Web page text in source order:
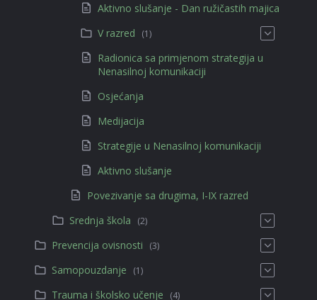
Aktivno slušanje - Dan ružičastih majica
V razred
(1)
Radionica sa primjenom strategija u
Nenasilnoj komunikaciji
Osjećanja
Medijacija
Strategije u Nenasilnoj komunikaciji
Aktivno slušanje
Povezivanje sa drugima, I-IX razred
Srednja škola
(2)
Prevencija ovisnosti (3)
Samopouzdanje (1)
Trauma i školsko učenje (4)